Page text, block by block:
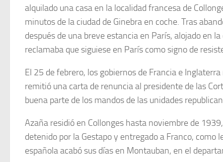
alquilado una casa en la localidad francesa de
minutos de la ciudad de Ginebra en coche. Tras
después de una breve estancia en París, alojado en
reclamaba que siguiese en París como signo de
El 25 de febrero, los gobiernos de Francia e
remitió una carta de renuncia al presidente de las
buena parte de los mandos de las unidades
Azaña residió en Collonges hasta noviembre de
detenido por la Gestapo y entregado a Franco,
española acabó sus días en Montauban, en el